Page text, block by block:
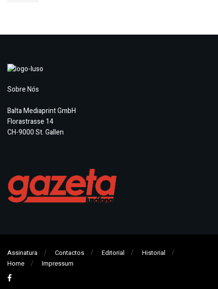
Sobre Nós
Balta Mediaprint GmbH
Florastrasse 14
CH-9000 St. Gallen
Assinatura Contactos Editorial
Historial
Home
Impressum